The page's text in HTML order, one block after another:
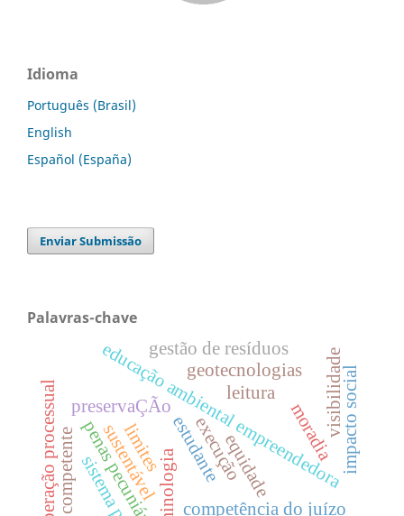
Idioma
Português (Brasil)
English
Español (España)
Enviar Submissão
Palavras-chave
penas pecuniárias
preservaÇÃo
educação ambiental empreendedora
sustentável
leitura
moradia
competência do juízo
execução
cooperação processualforo competente
impacto social
equidade
limites
geotecnologias
estudante
visibilidade
gestão de resíduos